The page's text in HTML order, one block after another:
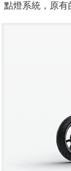
點燈系統，原有